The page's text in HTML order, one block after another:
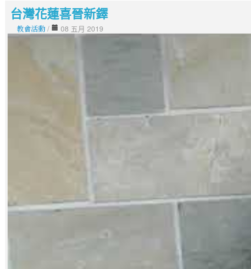
台灣花蓮喜晉新鐸
教會活動 / 08 五月 2019